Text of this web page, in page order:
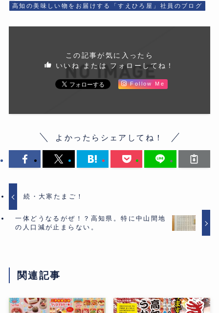
高知の美味しい物をお届けする「すえひろ屋」社員のブログ
この記事が気に入ったら
いいね または フォローしてね！
Follow Me
よかったらシェアしてね！
続・大寒たまご！
一体どうなるがぜ！？高知県。特に中山間地
の人口減が止まらない。
関連記事